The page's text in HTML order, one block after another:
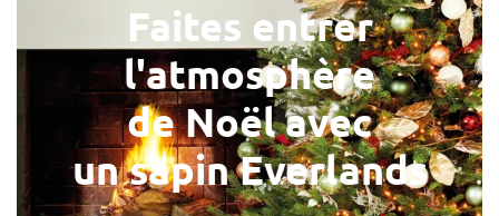
Faites entrer
l'atmosphère
de Noël avec
un sapin Everlands